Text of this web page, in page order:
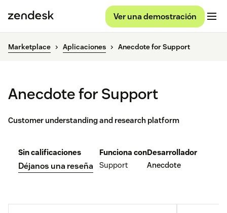
Ver una demostración
Marketplace Aplicaciones Anecdote for Support
Anecdote for Support
Customer understanding and research platform
Sin calificaciones
Déjanos una reseña
Funciona con
Support
Desarrollador
Anecdote